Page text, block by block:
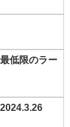
低限のラー